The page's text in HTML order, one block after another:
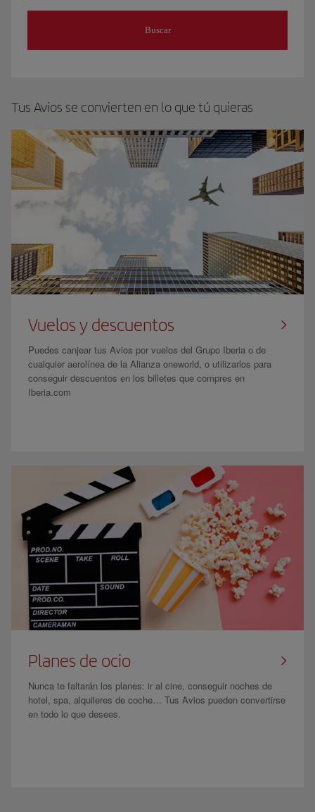
Buscar
Tus Avios se convierten en lo que tú quieras
Vuelos y descuentos
Puedes canjear tus Avios por vuelos del Grupo Iberia o de
cualquier aerolínea de la Alianza oneworld, o utilizarlos para
conseguir descuentos en los billetes que compres en
Iberia.com
Planes de ocio
Nunca te faltarán los planes: ir al cine, conseguir noches de
hotel, spa, alquileres de coche… Tus Avios pueden convertirse
en todo lo que desees.